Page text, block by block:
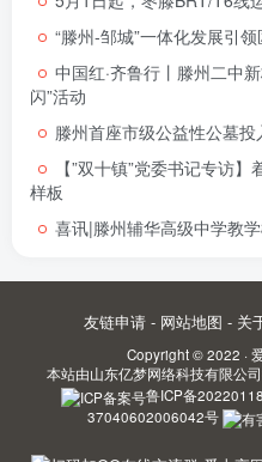
“滕州-邹城”一体化发展引
中国红·齐鲁行丨滕州二中
闪”活动
滕州首座市级公益性公墓投
【”双十镇”党委书记专访
样板
喜讯|滕州辅华高级中学教
友链申请 - 网站地图 - 关
Copyright © 2022 ·
本站由山东亿梦网络科技有限公司
鲁ICP备
37040602006042号